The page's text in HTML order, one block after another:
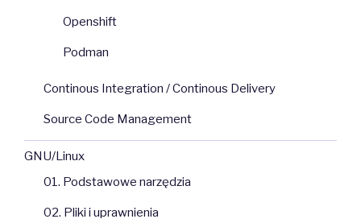
Openshift
Podman
Continous Integration / Continous Delivery
Source Code Management
GNU/Linux
01. Podstawowe narzędzia
02. Pliki i uprawnienia